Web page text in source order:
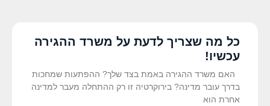
כל מה שצריך לדעת על משרד ההגירה
עכשיו!
האם משרד ההגירה באמת בצד שלך? ההפתעות שמחכות
בדרך עובר מדינה? בירוקרטיה זו רק ההתחלה מעבר למדינה
אחרת הוא